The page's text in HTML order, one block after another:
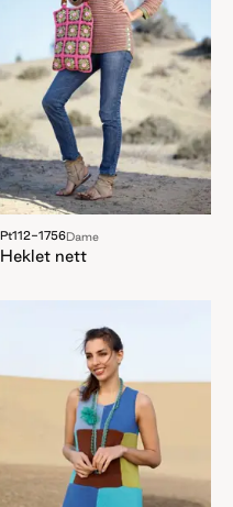
Pt112-1756Dame
Heklet nett